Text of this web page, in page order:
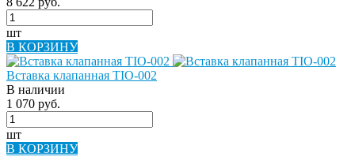
шт
В КОРЗИНУ
Вставка клапанная TIO-002
В наличии
1 070 руб.
шт
В КОРЗИНУ